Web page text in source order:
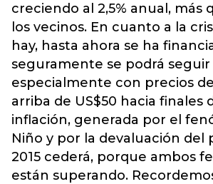
creciendo al 2,5% anual, más
los vecinos. En cuanto a la
hay, hasta ahora se ha
seguramente se podrá
especialmente con precios
arriba de US$50 hacia finales
inflación, generada por el
Niño y por la devaluación del
2015 cederá, porque ambos
están superando.